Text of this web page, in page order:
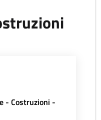
- Costruzioni -